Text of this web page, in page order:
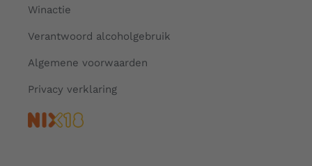
Winactie
Verantwoord alcoholgebruik
Algemene voorwaarden
Privacy verklaring